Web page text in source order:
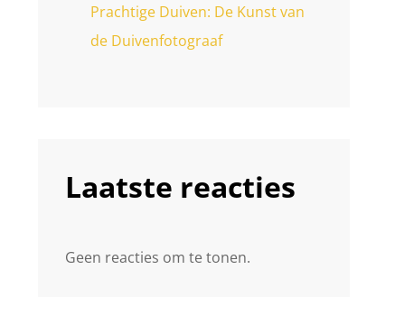
Prachtige Duiven: De Kunst van
de Duivenfotograaf
Laatste reacties
Geen reacties om te tonen.